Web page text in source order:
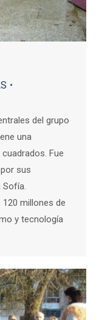
del grupo
una
Fue
sus
Sofía.
millones de
y tecnología